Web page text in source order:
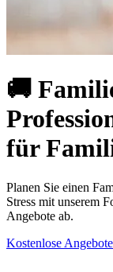
🚚
für
Planen Sie einen
Stress mit unserem
Angebote ab.
Kostenlose